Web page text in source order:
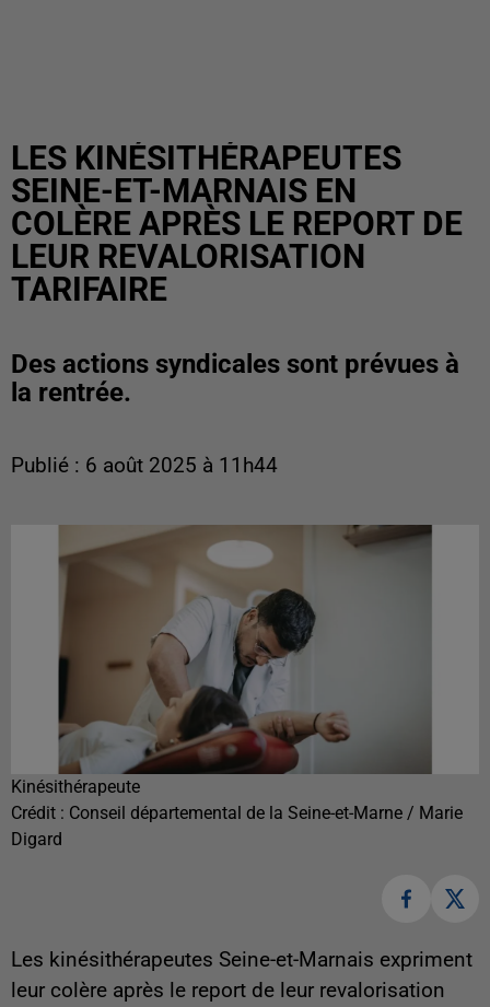
LES KINÉSITHÉRAPEUTES
SEINE-ET-MARNAIS EN
COLÈRE APRÈS LE REPORT DE
LEUR REVALORISATION
TARIFAIRE
Des actions syndicales sont prévues à
la rentrée.
Publié : 6 août 2025 à 11h44
Kinésithérapeute
Crédit : Conseil départemental de la Seine-et-Marne / Marie
Digard
Les kinésithérapeutes Seine-et-Marnais expriment
leur colère après le report de leur revalorisation